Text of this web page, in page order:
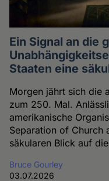
Ein Signal an die
Staaten eine
Morgen jährt sich die
zum 250. Mal.
amerikanische
Separation of Church
säkularen Blick auf
Bruce Gourley
03.07.2026